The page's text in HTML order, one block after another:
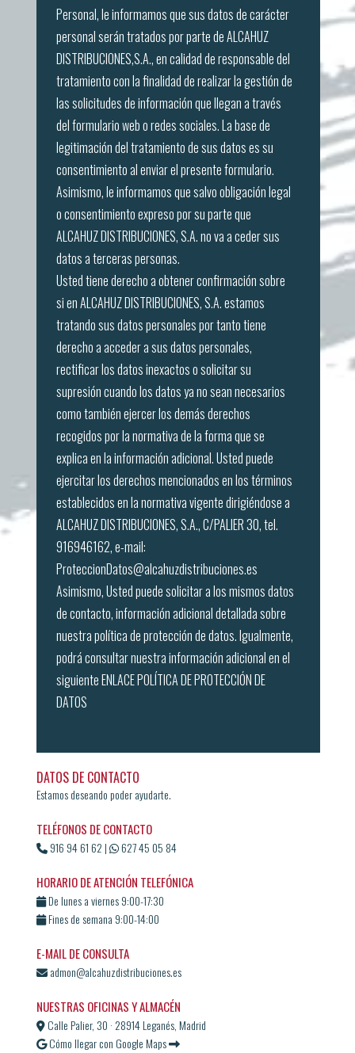
Personal, le informamos que sus datos de carácter
personal serán tratados por parte de ALCAHUZ
DISTRIBUCIONES,S.A., en calidad de responsable del
tratamiento con la finalidad de realizar la gestión de
las solicitudes de información que llegan a través
del formulario web o redes sociales. La base de
legitimación del tratamiento de sus datos es su
consentimiento al enviar el presente formulario.
Asimismo, le informamos que salvo obligación legal
o consentimiento expreso por su parte que
ALCAHUZ DISTRIBUCIONES, S.A. no va a ceder sus
datos a terceras personas.
Usted tiene derecho a obtener confirmación sobre
si en ALCAHUZ DISTRIBUCIONES, S.A. estamos
tratando sus datos personales por tanto tiene
derecho a acceder a sus datos personales,
rectificar los datos inexactos o solicitar su
supresión cuando los datos ya no sean necesarios
como también ejercer los demás derechos
recogidos por la normativa de la forma que se
explica en la información adicional. Usted puede
ejercitar los derechos mencionados en los términos
establecidos en la normativa vigente dirigiéndose a
ALCAHUZ DISTRIBUCIONES, S.A., C/PALIER 30, tel.
916946162, e-mail:
ProteccionDatos@alcahuzdistribuciones.es
Asimismo, Usted puede solicitar a los mismos datos
de contacto, información adicional detallada sobre
nuestra política de protección de datos. Igualmente,
podrá consultar nuestra información adicional en el
siguiente ENLACEPOLÍTICA DE PROTECCIÓN DE
DATOS
DATOS DE CONTACTO
Estamos deseando poder ayudarte.
TELÉFONOS DE CONTACTO
916 94 61 62| 627 45 05 84
HORARIO DE ATENCIÓN TELEFÓNICA
De lunes a viernes 9:00-17:30
Fines de semana 9:00-14:00
E-MAIL DE CONSULTA
admon@alcahuzdistribuciones.es
NUESTRAS OFICINAS Y ALMACÉN
Calle Palier, 30 · 28914 Leganés, Madrid
Cómo llegar con Google Maps